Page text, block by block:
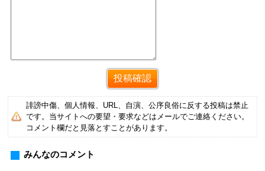
誹謗中傷、個人情報、URL、自演、公序良俗に反する投稿は禁止
です。当サイトへの要望・要求などはメールでご連絡ください。
コメント欄だと見落とすことがあります。
みんなのコメント